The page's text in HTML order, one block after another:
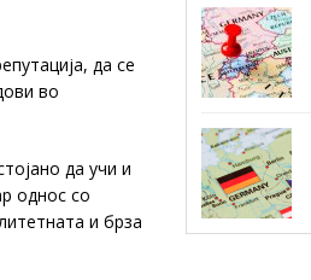
да се
во
да учи и
однос со
и брза